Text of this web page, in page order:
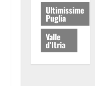
Ultimissime
Puglia
Valle
d'Itria